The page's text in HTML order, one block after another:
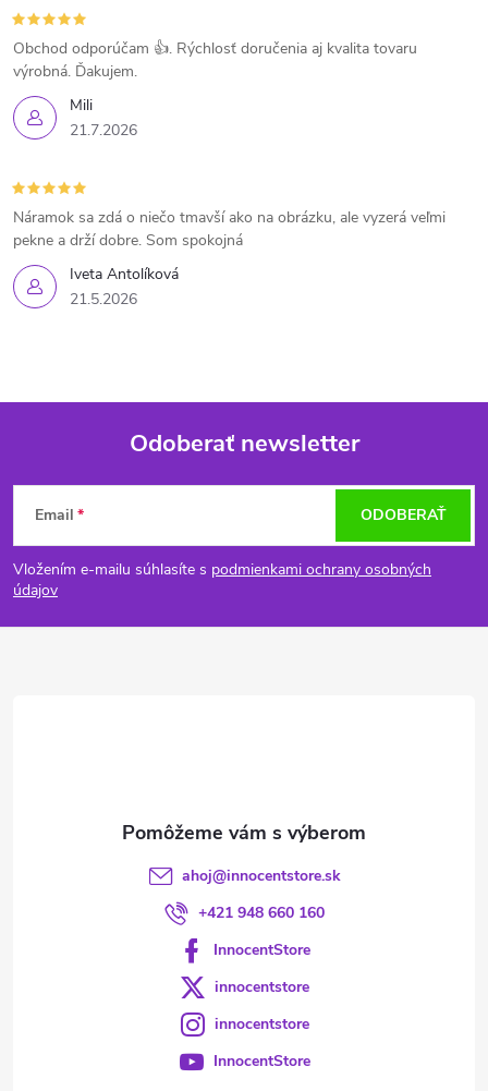
Mili
21.7.2026
Obchod odporúčam 👍. Rýchlosť doručenia aj kvalita tovaru
výrobná. Ďakujem.
Iveta Antolíková
21.5.2026
Náramok sa zdá o niečo tmavší ako na obrázku, ale vyzerá veľmi
pekne a drží dobre. Som spokojná
Z
á
p
Odoberať newsletter
Email
Vložením e-mailu súhlasíte s podmienkami ochrany osobných
údajov
ODOBERAŤ
ahoj@innocentstore.sk
+421 948 660 160
InnocentStore
innocentstore
innocentstore
InnocentStore